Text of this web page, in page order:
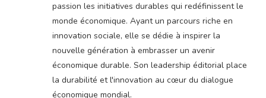
passion les initiatives durables qui redéfinissent le
monde économique. Ayant un parcours riche en
innovation sociale, elle se dédie à inspirer la
nouvelle génération à embrasser un avenir
économique durable. Son leadership éditorial place
la durabilité et l'innovation au cœur du dialogue
économique mondial.